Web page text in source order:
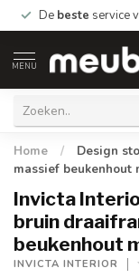
De beste service
MENU
Home /
Design
massief beukenhout
Invicta
bruin
beukenhout
INVICTA INTERIOR